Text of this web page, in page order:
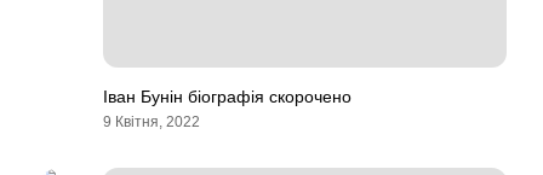
Іван Бунін біографія скорочено
9 Квітня, 2022